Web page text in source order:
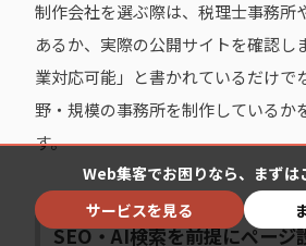
制作会社を選ぶ際は、税理士事務所
あるか、実際の公開サイトを確認し
業対応可能」と書かれているだけで
野・規模の事務所を制作しているか
す。
SEO・AI検索を前提にページ
Web集客でお困りなら、まずは
サービスを見る